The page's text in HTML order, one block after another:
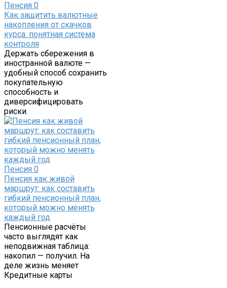
Пенсия 0
Как защитить валютные
накопления от скачков
курса: понятная система
контроля
Держать сбережения в
иностранной валюте —
удобный способ сохранить
покупательную
способность и
диверсифицировать
риски.
Пенсия 0
Пенсия как живой
маршрут: как составить
гибкий пенсионный план,
который можно менять
каждый год
Пенсионные расчёты
часто выглядят как
неподвижная таблица:
накопил — получил. На
деле жизнь меняет
Кредитные карты